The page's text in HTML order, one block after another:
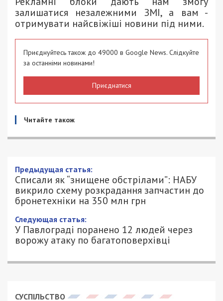
залишатися незалежними ЗМІ, а вам -
отримувати найсвіжіші новини під ними.
Приєднуйтесь також до 49000 в Google News. Слідкуйте
за останніми новинами!
Приєднатися
Читайте також
Списали як “знищене обстрілами”:
НАБУ викрило схему розкрадання
запчастин до бронетехніки на 350 млн
грн
10/06/2026 - 21:15
ПЕТРО ЩУКІН - СПЕЦИАЛЬНО ДЛЯ